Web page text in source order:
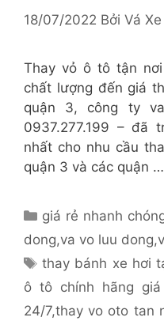
18/07/2022 Bởi Vá
Thay vỏ ô tô tận
chất lượng đến giá
quận 3, công ty
0937.277.199 – đã
nhất cho nhu cầu
quận 3 và các quận
Danh
giá rẻ nhanh
dong,va vo luu dong,
Thẻ
thay bánh xe hơi
ô tô chính hãng
24/7,thay vo oto tan